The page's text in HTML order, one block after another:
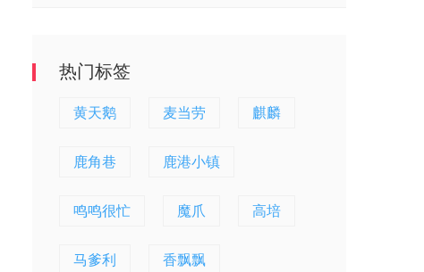
热门标签
黄天鹅 麦当劳 麒麟
鹿角巷 鹿港小镇
鸣鸣很忙 魔爪 高培
马爹利 香飘飘